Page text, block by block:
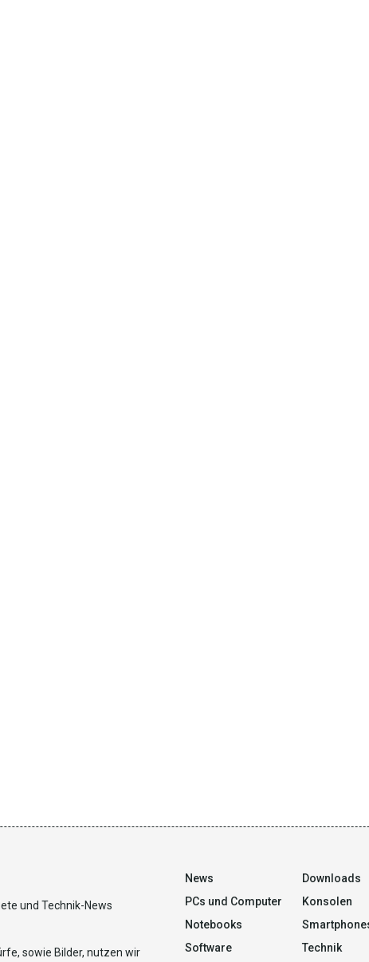
und Technik-News
sowie Bilder, nutzen wir
News
Downloads
PCs und Computer
Konsolen
Notebooks
Software
Technik